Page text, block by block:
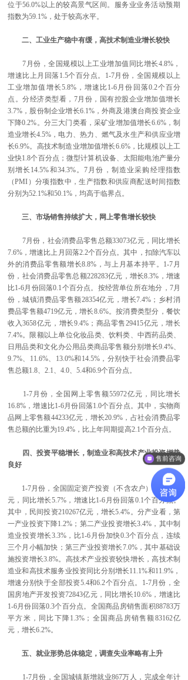
位于56.0%以上的较高景气区间。服务业业务活动预期
指数为59.1%，处于较高水平。
二、工业生产稳中有缓，高技术制造业增长较快
7月份，全国规模以上工业增加值同比增长4.8%，
增速比上月回落1.5个百分点。1-7月份，全国规模以上
工业增加值增长5.8%，增速比1-6月份回落0.2个百分
点。分经济类型看，7月份，国有控股企业增加值增长
3.7%，股份制企业增长6.1%，外商及港澳台商投资企业
下降0.2%。分三大门类看，采矿业增加值增长6.6%，制
造业增长4.5%，电力、热力、燃气及水生产和供应业增
长6.9%。高技术制造业增加值增长6.6%，比规模以上工
业快1.8个百分点；微型计算机设备、太阳能电池产量分
别增长14.5%和34.3%。7月份，制造业采购经理指数
（PMI）分项指数中，生产指数和供应商配送时间指数
分别为52.1%和50.1%，均高于临界点。
三、市场销售持续扩大，网上零售增长较快
7月份，社会消费品零售总额33073亿元，同比增长
7.6%，增速比上月回落2.2个百分点。其中，扣除汽车以
外的消费品零售额增长8.8%，与上月基本持平。1-7月
份，社会消费品零售总额228283亿元，增长8.3%，增速
比1-6月份回落0.1个百分点。按经营单位所在地分，7月
份，城镇消费品零售额28354亿元，增长7.4%；乡村消
费品零售额4719亿元，增长8.6%。按消费类型分，餐饮
收入3658亿元，增长9.4%；商品零售29415亿元，增长
7.4%。限额以上单位化妆品类、饮料类、中西药品类、
日用品类和文化办公用品类商品零售额分别增长9.4%、
9.7%、11.6%、13.0%和14.5%，分别快于社会消费品零
售总额1.8、2.1、4.0、5.4和6.9个百分点。
1-7月份，全国网上零售额55972亿元，同比增长
16.8%，增速比1-6月份回落1.0个百分点。其中，实物商
品网上零售额44233亿元，增长20.9%，占社会消费品零
售总额的比重为19.4%，比上年同期提高2.1个百分点。
四、投资平稳增长，制造业和高技术产业投资增势
良好
1-7月份，全国固定资产投资（不含农户）348892亿
元，同比增长5.7%，增速比1-6月份回落0.1个百分点。
其中，民间投资210267亿元，增长5.4%。分产业看，第
一产业投资下降1.2%；第二产业投资增长3.4%，其中制
造业投资增长3.3%，比1-6月份加快0.3个百分点，连续
三个月小幅加快；第三产业投资增长7.0%，其中基础设
施投资增长3.8%。高技术产业投资较快增长，高技术制
造业和高技术服务业投资同比分别增长11.1%和11.9%，
增速分别快于全部投资5.4和6.2个百分点。1-7月份，全
国房地产开发投资72843亿元，同比增长10.6%，增速比
1-6月份回落0.3个百分点。全国商品房销售面积88783万
平方米，同比下降1.3%；全国商品房销售额83162亿
元，增长6.2%。
五、就业形势总体稳定，调查失业率略有上升
1-7月份，全国城镇新增就业867万人，完成全年计
售前咨询